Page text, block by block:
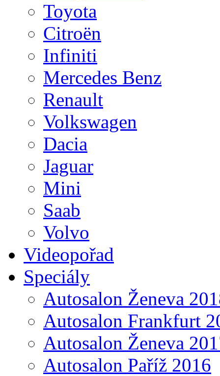
Toyota
Citroën
Infiniti
Mercedes Benz
Renault
Volkswagen
Dacia
Jaguar
Mini
Saab
Volvo
Videopořad
Speciály
Autosalon Ženeva
Autosalon Frankfurt
Autosalon Ženeva
Autosalon Paříž 2016